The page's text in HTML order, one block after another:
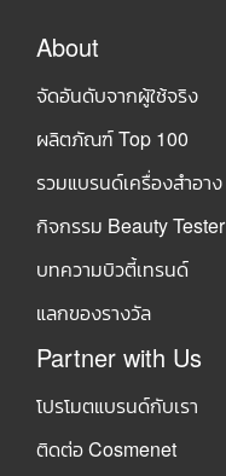
About
จัดอันดับจากผู้ใช้จริง
ผลิตภัณฑ์ Top 100
รวมแบรนด์เครื่องสำอาง
กิจกรรม Beauty Tester
บทความบิวตี้เทรนด์
แลกของรางวัล
Partner with Us
โปรโมตแบรนด์กับเรา
ติดต่อ Cosmenet